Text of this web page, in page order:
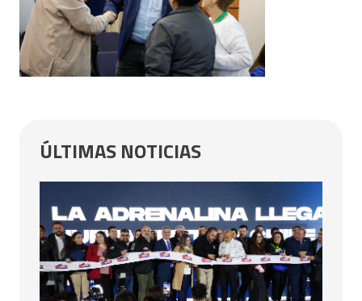
ÚLTIMAS NOTICIAS